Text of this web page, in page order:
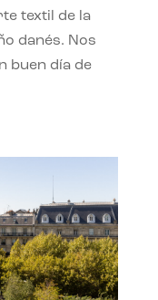
textil de la
danés. Nos
buen día de